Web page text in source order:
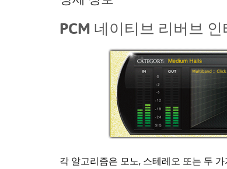
PCM 네이티브 리버브
각 알고리즘은 모노, 스테레오 또는 두